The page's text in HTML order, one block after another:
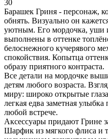
30
Барашек Гриня - персонаж,
обнять. Визуально он
уютным. Его мордочка, уши
выполнены в оттенке
белоснежного кучерявого
спокойствия. Копытца
образу приятного контраста.
Все детали на мордочке
детям любого возраста.
миру: широко открытые
легкая едва заметная
любой встрече.
Аксессуары придают Грине
Шарфик из мягкого флиса и